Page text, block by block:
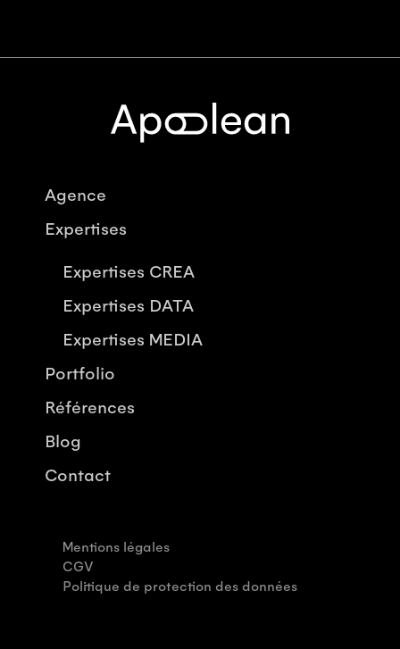
Agence
Expertises
Expertises CREA
Expertises DATA
Expertises MEDIA
Portfolio
Références
Blog
Contact
Mentions légales
CGV
Politique de protection des données